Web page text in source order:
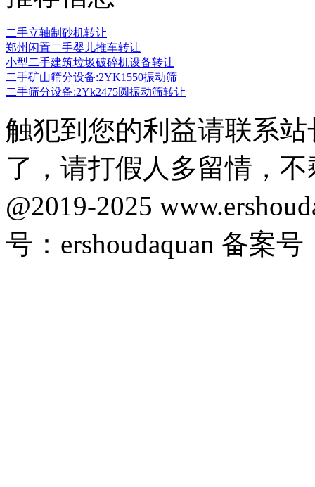
二手立轴制砂机转让
郑州闲置二手婴儿推车转让
小型二手建筑垃圾破碎机设备转让
二手矿山筛分设备:2YK1550振动筛
二手筛分设备:2Yk2475圆振动筛转让
触犯到您的利益请联系
了，请打假人多留情，
@2019-2025
号：ershoudaquan 备案